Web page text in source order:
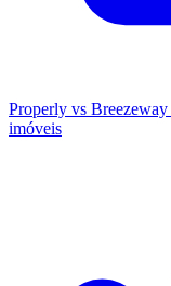
Properly vs Breezeway
imóveis